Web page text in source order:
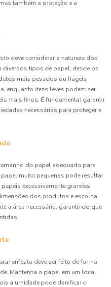
também a proteção e a
deve considerar a natureza dos
diversos tipos de papel, desde os
mais pesados ou frágeis
enquanto itens leves podem ser
mais finos. É fundamental garantir
necessárias para proteger e
do papel adequado para
muito pequenas pode resultar
excessivamente grandes
dos produtos e escolha
a área necessária, garantindo que
enfesto deve ser feito de forma
Mantenha o papel em um local
a umidade pode danificar o